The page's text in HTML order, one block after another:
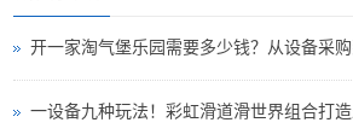
一设备九种玩法！彩虹滑道滑世界组合打